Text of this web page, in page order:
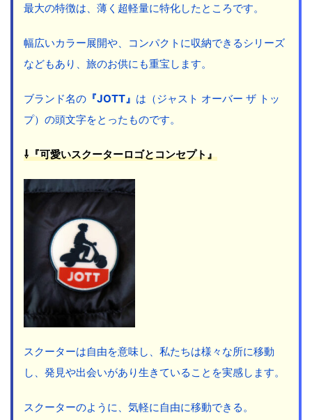
最大の特徴は、薄く超軽量に特化したところです。
幅広いカラー展開や、コンパクトに収納できるシリーズ
などもあり、旅のお供にも重宝します。
ブランド名の 『JOTT』 は（ジャスト オーバー ザ トッ
プ）の頭文字をとったものです。
⇩『可愛いスクーターロゴとコンセプト』
スクーターは自由を意味し、私たちは様々な所に移動
し、発見や出会いがあり生きていることを実感します。
スクーターのように、気軽に自由に移動できる。